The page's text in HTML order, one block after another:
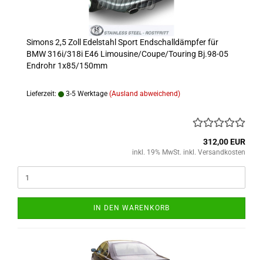
Simons 2,5 Zoll Edelstahl Sport Endschalldämpfer für
BMW 316i/318i E46 Limousine/Coupe/Touring Bj.98-05
Endrohr 1x85/150mm
Lieferzeit: 3-5 Werktage (Ausland abweichend)
312,00 EUR
inkl. 19% MwSt. inkl. Versandkosten
IN DEN WARENKORB